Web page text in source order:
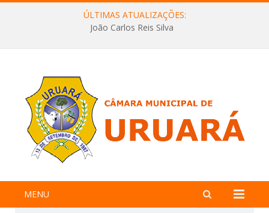
ÚLTIMAS ATUALIZAÇÕES:
João Carlos Reis Silva
MENU